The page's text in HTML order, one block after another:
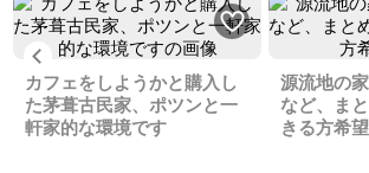
Previous
カフェをしようかと購入し
た茅葺古民家、ポツンと一
軒家的な環境です
源流地の
など、ま
きる方希望